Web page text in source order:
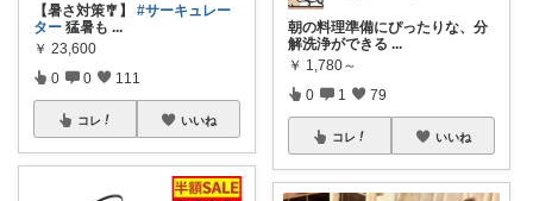
【暑さ対策🎐】 #サーキュレー
ター 猛暑も ...
￥ 23,600
0 0 111
コレ いいね
朝の料理準備にぴったりな、分
解洗浄ができる ...
￥ 1,780～
0 1 79
コレ いいね